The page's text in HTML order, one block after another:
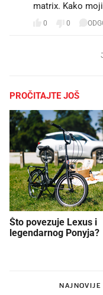
matrix. Kako
0 0
PROČITAJTE JOŠ
Što povezuje Lexus i
legendarnog Ponyja?
NAJNOVIJE